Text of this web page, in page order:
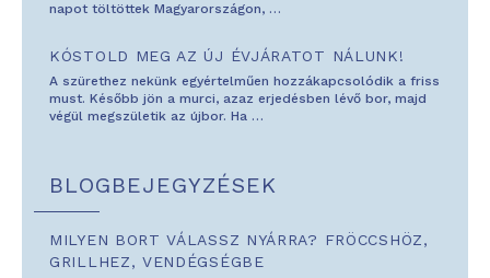
napot töltöttek Magyarországon, …
KÓSTOLD MEG AZ ÚJ ÉVJÁRATOT NÁLUNK!
A szürethez nekünk egyértelműen hozzákapcsolódik a friss
must. Később jön a murci, azaz erjedésben lévő bor, majd
végül megszületik az újbor. Ha …
BLOGBEJEGYZÉSEK
MILYEN BORT VÁLASSZ NYÁRRA? FRÖCCSHÖZ,
GRILLHEZ, VENDÉGSÉGBE